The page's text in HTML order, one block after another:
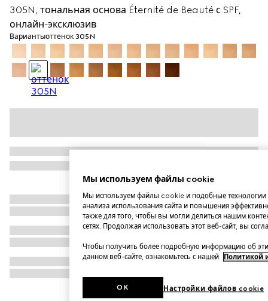
305N, тональная основа Éternité de Beauté с SPF,
онлайн-эксклюзив
Вариантыоттенок 305N
Мы используем файлы cookie
Мы используем файлы cookie и подобные технологии
анализа использования сайта и повышения
также для того, чтобы вы могли делиться нашим
сетях. Продолжая использовать этот веб-сайт, вы
Чтобы получить более подробную информацию об
данном веб-сайте, ознакомьтесь с нашей
Политикой
Настройки файлов cookie
OK